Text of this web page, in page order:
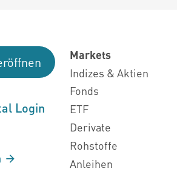
Login
Markets
Indizes & Aktien
Fonds
ETF
Derivate
Rohstoffe
Anleihen